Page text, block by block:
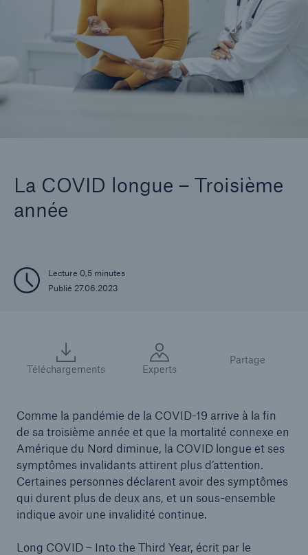
La COVID longue – Troisième
année
Lecture 0,5 minutes
Publié 27.06.2023
Téléchargements Experts
Partage
Comme la pandémie de la COVID-19 arrive à la fin
de sa troisième année et que la mortalité connexe en
Amérique du Nord diminue, la COVID longue et ses
symptômes invalidants attirent plus d’attention.
Certaines personnes déclarent avoir des symptômes
qui durent plus de deux ans, et un sous-ensemble
indique avoir une invalidité continue.
Long COVID – Into the Third Year, écrit par le